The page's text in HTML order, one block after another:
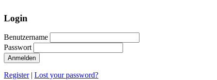
Login
Benutzername
Passwort
Anmelden
Register|Lost your password?